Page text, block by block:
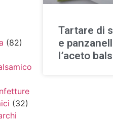
(82)
(32)
Tartare di
e
l’aceto